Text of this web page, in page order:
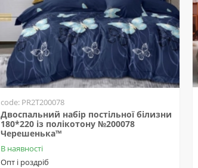
code: PR2T200078
Двоспальний набір постільної білизни
180*220 із полікотону №200078
Черешенька™
В наявності
Опт і роздріб